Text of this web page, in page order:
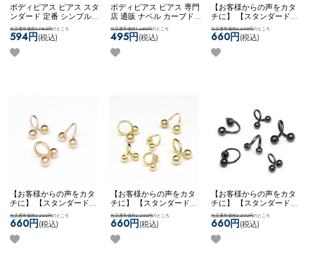
ボディピアス ピアス スタ
ンダード 定番 シンプル
かっこいい マット メンズ
ライク ストレート ネコポ
スOK【MULL】 ブラッシ
ュバーベル
当店通常価格1,980円のところ
594円(税込)
ボディピアス ピアス 専門
店 通販 ナベル カーブド
バーベル 臍 へそピアス
ロック ルーク スナッグ
アンチトラガス アイブロ
ー ネコポスOK
当店通常価格1,650円のところ
495円(税込)
【お客様からの声をカタ
チに】 【スタンダード】
チタンコーティング ボデ
ィピアス ピアス スパイラ
ル ツイスト カスタム ア
レンジ 両ネジ ネコポス
当店通常価格2,200円のところ
660円(税込)
【お客様からの声をカタ
チに】 【スタンダード】
チタンコーティング ボデ
ィピアス ピアス スパイラ
ル ツイスト カスタム ア
レンジ 両ネジ ネコポス
当店通常価格2,200円のところ
660円(税込)
【お客様からの声をカタ
チに】 【スタンダード】
ボディピアス ピアス スパ
イラル ツイスト カスタム
アレンジ 両ネジ ネコポス
OK
当店通常価格2,200円のところ
660円(税込)
【お客様からの声をカタ
チに】 【スタンダード】
ボディピアス ピアス スパ
イラル ツイスト カスタム
アレンジ 両ネジ ネコポス
OK
当店通常価格2,200円のところ
660円(税込)